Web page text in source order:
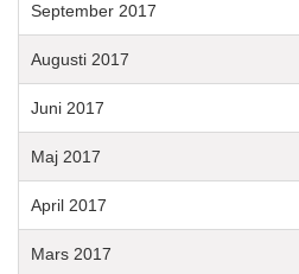
September 2017
Augusti 2017
Juni 2017
Maj 2017
April 2017
Mars 2017